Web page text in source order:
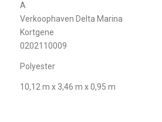
A
Verkoophaven Delta Marina
Kortgene
0202110009
Polyester
10,12 m x 3,46 m x 0,95 m